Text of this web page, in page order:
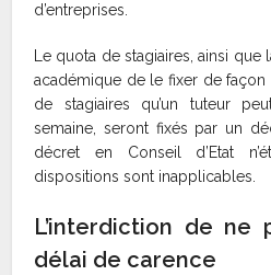
d’entreprises.
Le quota de stagiaires, ainsi que
académique de le fixer de
de stagiaires qu’un tuteur
semaine, seront fixés par un
décret en Conseil d’Etat
dispositions sont inapplicables.
L’interdiction de ne
délai de carence